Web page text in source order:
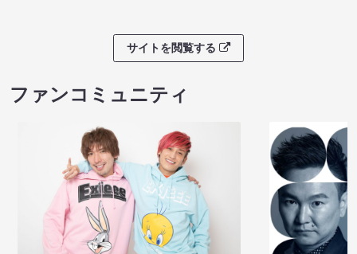
サイトを閲覧する
ファンコミュニティ